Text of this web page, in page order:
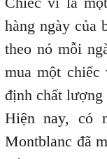
hàng ngày của
theo nó mỗi
mua một
định chất lượng
Hiện nay, có
Montblanc đã